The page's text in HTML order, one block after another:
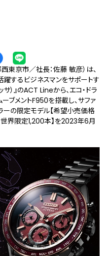
東京市／社長：佐藤 敏彦）は、
するビジネスマンをサポートす
）』のACT Lineから、エコ・ドラ
ブメントF950を搭載し、サファ
ーの限定モデル【希望小売価格
界限定1,200本】を2023年6月